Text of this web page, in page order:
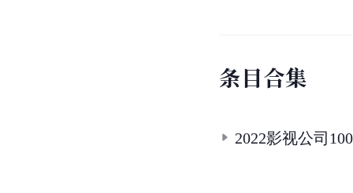
条目合集
2022影视公司